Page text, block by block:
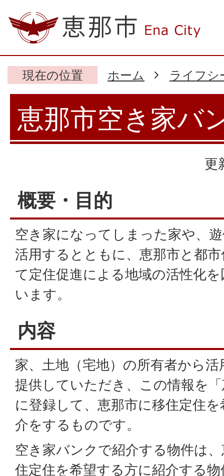
現在の位置 ホーム ライフシ
恵那市空き家バ
更
概要・目的
空き家になってしまった家や、
活用するとともに、恵那市と都
て定住促進による地域の活性化
います。
内容
家、土地（宅地）の所有者から
提供していただき、この情報を
に登録して、恵那市に移住定住
介をするものです。
空き家バンクで紹介する物件は
住定住を希望する方に紹介する